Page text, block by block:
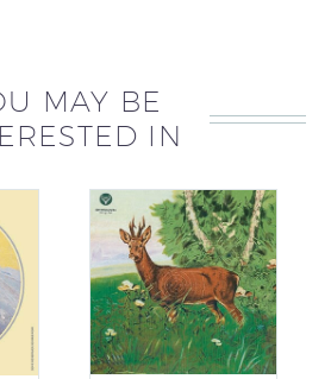
MAY BE
IN